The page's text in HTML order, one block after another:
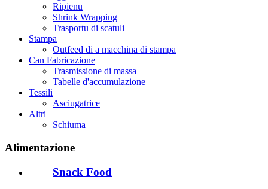
Ripienu
Shrink Wrapping
Trasportu di scatuli
Stampa
Outfeed di a macchina di stampa
Can Fabricazione
Trasmissione di massa
Tabelle d'accumulazione
Tessili
Asciugatrice
Altri
Schiuma
Alimentazione
Snack Food